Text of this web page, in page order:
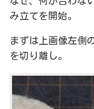
み立てを開始。
まずは上画像左側
を切り離し。